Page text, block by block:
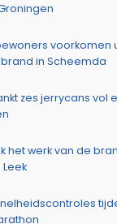
voorkomen
in Scheemda
zes jerrycans vol
het werk van de